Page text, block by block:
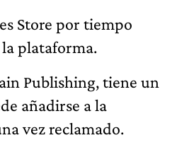
Store por tiempo
plataforma.
Publishing, tiene un
añadirse a la
vez reclamado.